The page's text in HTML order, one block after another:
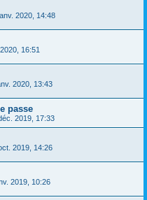
2020, 14:48
16:51
2020, 13:43
passe
2019, 17:33
2019, 14:26
2019, 10:26